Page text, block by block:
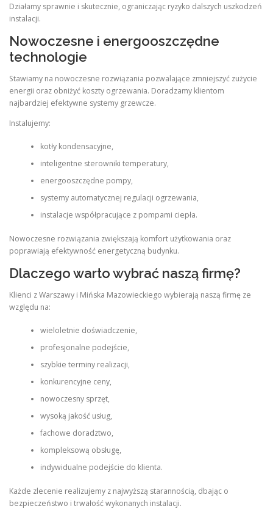
Działamy sprawnie i skutecznie, ograniczając ryzyko dalszych uszkodzeń
instalacji.
Nowoczesne i energooszczędne
technologie
Stawiamy na nowoczesne rozwiązania pozwalające zmniejszyć zużycie
energii oraz obniżyć koszty ogrzewania. Doradzamy klientom
najbardziej efektywne systemy grzewcze.
Instalujemy:
kotły kondensacyjne,
inteligentne sterowniki temperatury,
energooszczędne pompy,
systemy automatycznej regulacji ogrzewania,
instalacje współpracujące z pompami ciepła.
Nowoczesne rozwiązania zwiększają komfort użytkowania oraz
poprawiają efektywność energetyczną budynku.
Dlaczego warto wybrać naszą firmę?
Klienci z Warszawy i Mińska Mazowieckiego wybierają naszą firmę ze
względu na:
wieloletnie doświadczenie,
profesjonalne podejście,
szybkie terminy realizacji,
konkurencyjne ceny,
nowoczesny sprzęt,
wysoką jakość usług,
fachowe doradztwo,
kompleksową obsługę,
indywidualne podejście do klienta.
Każde zlecenie realizujemy z najwyższą starannością, dbając o
bezpieczeństwo i trwałość wykonanych instalacji.